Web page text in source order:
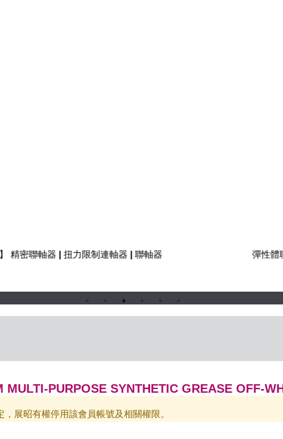
器 | 扭力限制連軸器 | 聯軸器 彈性體聯軸器
PURPOSE SYNTHETIC GREASE OFF-
展昭有權停用該會員帳號及相關權限。